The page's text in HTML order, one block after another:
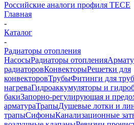
Российские аналоги профиля TECE
Главная
-
Каталог
-
Радиаторы отопления
НасосыРадиаторы отопления
радиаторовКонвекторыРешетки для
конвекторовТрубыФитинги для труб
нагреваГидроаккумуляторы и
бакиЗапорно-регулирующая и
арматураТрапыДушевые лотки и
трапыСифоныКанализационные